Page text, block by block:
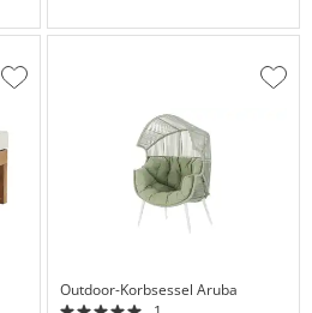
Zur
Outdoor-Korbsessel Aruba
Zur